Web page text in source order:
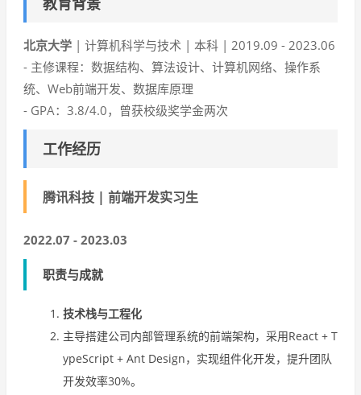
北京大学 | 计算机科学与技术 | 本科 | 2019.09 - 2023.06
- 主修课程：数据结构、算法设计、计算机网络、操作系
统、Web前端开发、数据库原理
- GPA：3.8/4.0，曾获校级奖学金两次
工作经历
腾讯科技 | 前端开发实习生
2022.07 - 2023.03
职责与成就
技术栈与工程化
主导搭建公司内部管理系统的前端架构，采用React + T
ypeScript + Ant Design，实现组件化开发，提升团队
开发效率30%。